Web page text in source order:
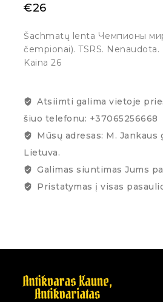
€26
Šachmatų lenta Чемпионы
čempionai). TSRS. Nenaudota.
Kaina 26
Atsiimti galima vietoje
šiuo telefonu: +37065256668
Mūsų adresas: M. Jankaus
Lietuva.
Galimas siuntimas Jums
Pristatymas į visas